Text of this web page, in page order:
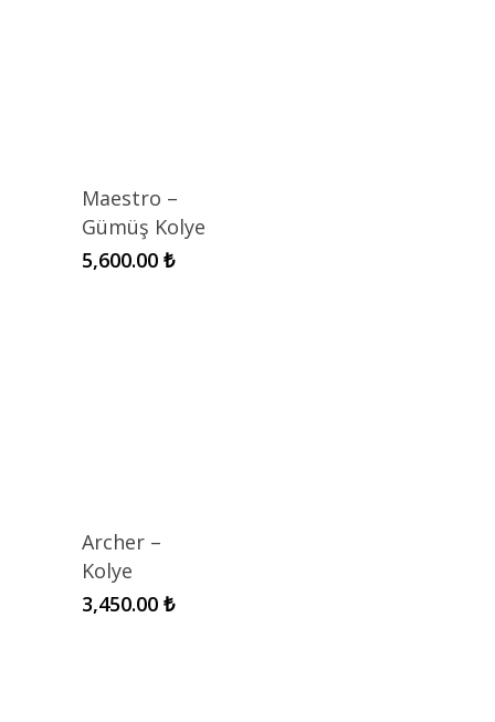
Maestro –
Gümüş Kolye
5,600.00 ₺
Archer –
Kolye
3,450.00 ₺